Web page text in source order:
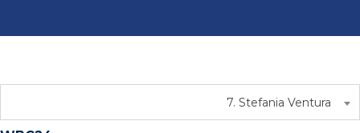
7. Stefania Ventura